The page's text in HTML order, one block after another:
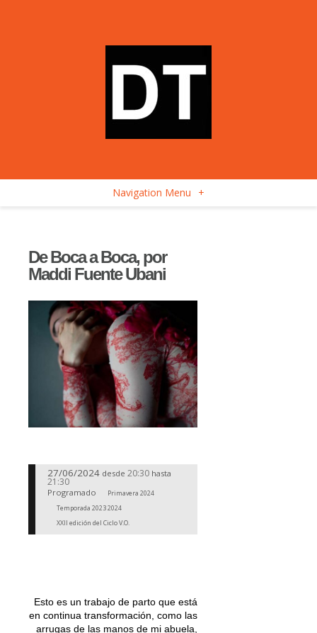
Navigation Menu +
De Boca a Boca, por
Maddi Fuente Ubani
27/06/2024 desde 20:30 hasta
21:30
Programado
Primavera 2024
Temporada 2023 2024
XXII edición del Ciclo V.O.
Esto es un trabajo de parto que está
en continua transformación, como las
arrugas de las manos de mi abuela,